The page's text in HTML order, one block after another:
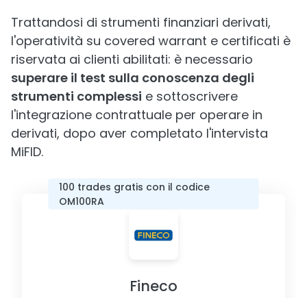
Trattandosi di strumenti finanziari derivati,
l'operatività su covered warrant e certificati è
riservata ai clienti abilitati: è necessario
superare il test sulla conoscenza degli
strumenti complessi e sottoscrivere
l'integrazione contrattuale per operare in
derivati, dopo aver completato l'intervista
MiFID.
100 trades gratis con il codice
OM100RA
Fineco